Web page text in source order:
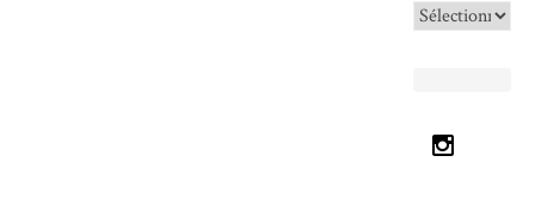
Archives